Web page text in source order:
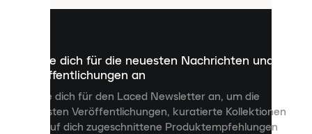
Melde dich für die neuesten Nachrichten und
Veröffentlichungen an
Melde dich für den Laced Newsletter an, um die
neuesten Veröffentlichungen, kuratierte Kollektionen
und auf dich zugeschnittene Produktempfehlungen
kleine
dienen,
Inhalte
anzuzeigen